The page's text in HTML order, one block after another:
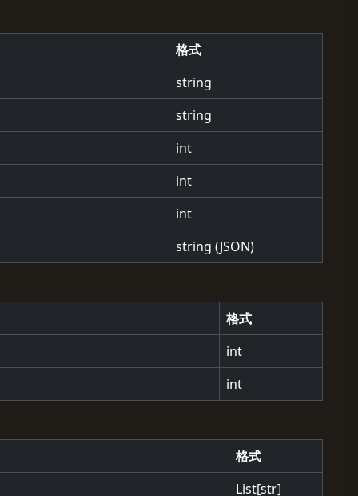
格式
string
string
int
int
int
string (JSON)
格式
int
int
格式
List[str]